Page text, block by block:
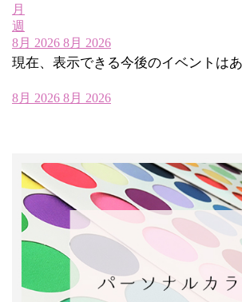
月
週
8月 2026 8月 2026
現在、表示できる今後のイベントはあ
8月 2026 8月 2026